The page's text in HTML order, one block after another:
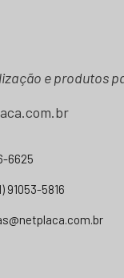
e produtos
6625
91053-5816